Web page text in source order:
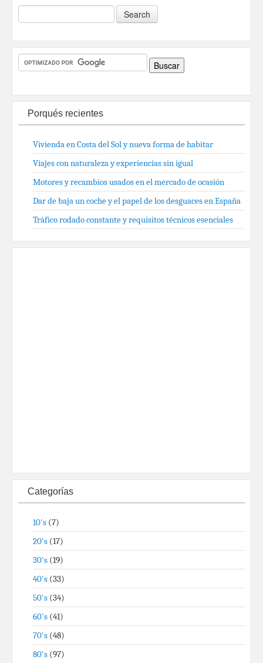
Porqués recientes
Vivienda en Costa del Sol y nueva forma de habitar
Viajes con naturaleza y experiencias sin igual
Motores y recambios usados en el mercado de ocasión
Dar de baja un coche y el papel de los desguaces en España
Tráfico rodado constante y requisitos técnicos esenciales
Categorías
10's (7)
20's (17)
30's (19)
40's (33)
50's (34)
60's (41)
70's (48)
80's (97)